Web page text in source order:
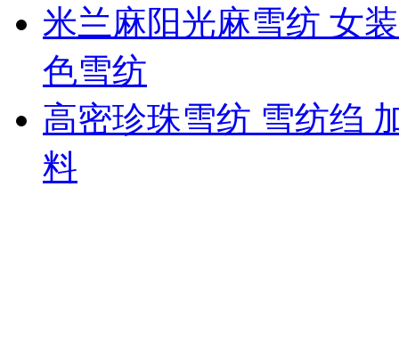
米兰麻阳光麻雪纺 女
色雪纺
高密珍珠雪纺 雪纺绉
料